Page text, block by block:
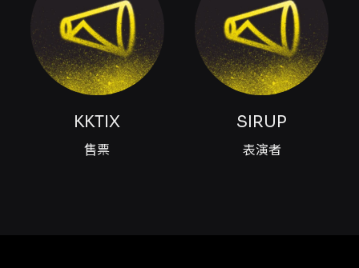
館）。 票價與購票資訊 - 預售票：NT$1,900 -
愛心票（身心障礙優待席）：NT$950 - 現場
票：NT$2,200 - 購票通路：
KKTIX（https://kktix.com/events/1d7229c6/
- 啟售時間：2026/03/07（六）中午12:00 - 每
位 KKTIX 會員限購 4 張；付款方式接受信用卡
（VISA/MASTER/JCB），系統導入信用卡 3D
驗證。 - 取票方式：電子票券（QR Code）或全
家便利商店 FamiPort 取票（取票手續費：每筆
KKTIX
售票
SIRUP
表演者